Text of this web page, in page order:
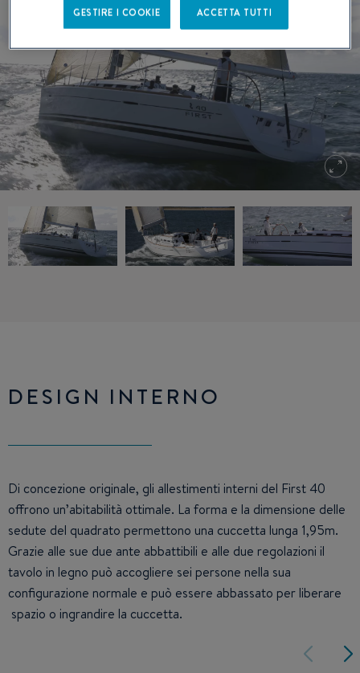
DESIGN INTERNO
Di concezione originale, gli allestimenti interni del First 40
offrono un’abitabilità ottimale. La forma e la dimensione delle
sedute del quadrato permettono una cuccetta lunga 1,95m.
Grazie alle sue due ante abbattibili e alle due regolazioni il
tavolo in legno può accogliere sei persone nella sua
configurazione normale e può essere abbassato per liberare
spazio o ingrandire la cuccetta.
GESTIRE I COOKIE ACCETTA TUTTI